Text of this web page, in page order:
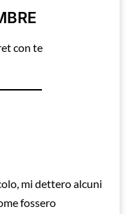
con te
mi dettero alcuni
fossero